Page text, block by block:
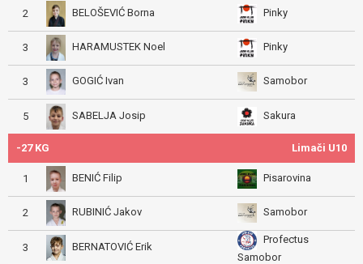
2
BELOŠEVIĆ Borna Pinky
3 HARAMUSTEK Noel Pinky
3 GOGIĆ Ivan Samobor
5 SABELJA Josip Sakura
-27 KG Limači U10
1 BENIĆ Filip Pisarovina
2 RUBINIĆ Jakov Samobor
3 BERNATOVIĆ Erik
Profectus
Samobor